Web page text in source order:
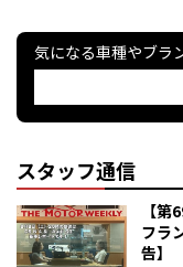
気になる車種やブラ
スタッフ通信
【
フラ
告】